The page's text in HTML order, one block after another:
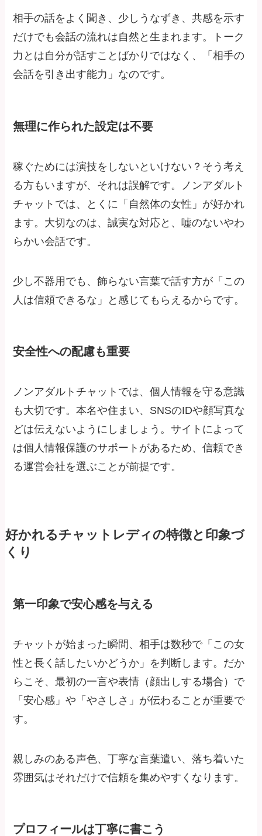
相手の話をよく聞き、少しうなずき、共感を示す
だけでも会話の流れは自然と生まれます。トーク
力とは自分が話すことばかりではなく、「相手の
会話を引き出す能力」なのです。
無理に作られた設定は不要
稼ぐためには演技をしないといけない？そう考え
る方もいますが、それは誤解です。ノンアダルト
チャットでは、とくに「自然体の女性」が好かれ
ます。大切なのは、誠実な対応と、嘘のないやわ
らかい会話です。
少し不器用でも、飾らない言葉で話す方が「この
人は信頼できるな」と感じてもらえるからです。
安全性への配慮も重要
ノンアダルトチャットでは、個人情報を守る意識
も大切です。本名や住まい、SNSのIDや顔写真な
どは伝えないようにしましょう。サイトによって
は個人情報保護のサポートがあるため、信頼でき
る運営会社を選ぶことが前提です。
好かれるチャットレディの特徴と印象づ
くり
第一印象で安心感を与える
チャットが始まった瞬間、相手は数秒で「この女
性と長く話したいかどうか」を判断します。だか
らこそ、最初の一言や表情（顔出しする場合）で
「安心感」や「やさしさ」が伝わることが重要で
す。
親しみのある声色、丁寧な言葉遣い、落ち着いた
雰囲気はそれだけで信頼を集めやすくなります。
プロフィールは丁寧に書こう